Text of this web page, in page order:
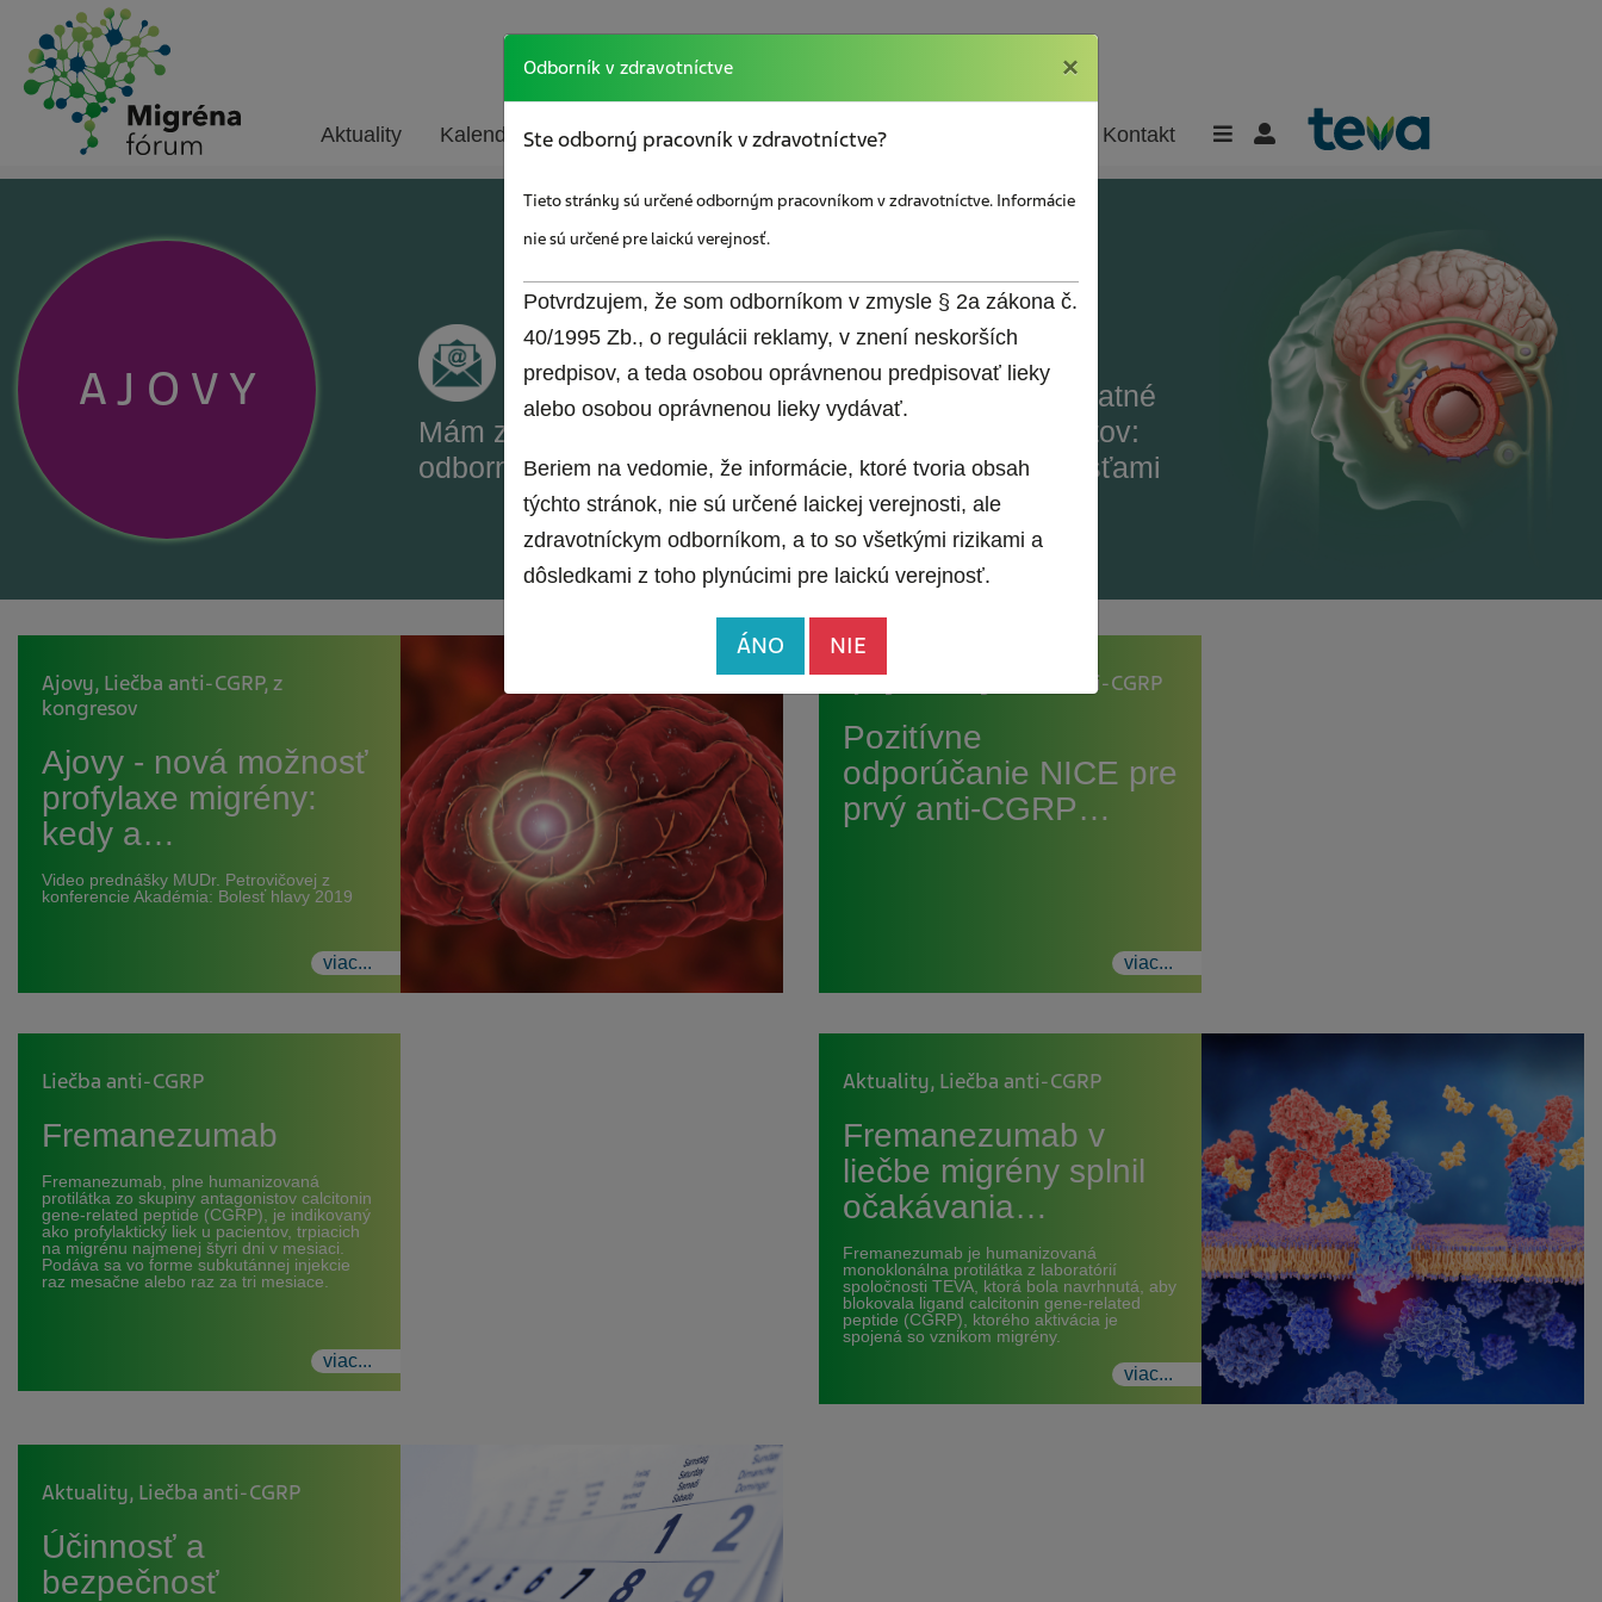
Aktuality Kalendár akcií Vzdelávanie Sociálna poradňa Kontakt
AJ O V Y
Mám záujem o zasielanie
odborného spravodajcu
Mám záujem o bezplatné
materiály pre pacientov:
Diár pacienta s bolesťami
hlavy
Ajovy, Liečba anti-CGRP,z
kongresov
Ajovy - nová možnosť
profylaxe migrény:
kedy a…
Video prednášky MUDr. Petrovičovej z
konferencie Akadémia: Bolesť hlavy 2019
viac...
Ajovy Liečba anti-CGRP
Pozitívne
odporúčanie NICE pre
prvý anti-CGRP…
viac...
Liečba anti-CGRP
Fremanezumab
Fremanezumab, plne humanizovaná
protilátka zo skupiny antagonistov calcitonin
gene‑related peptide (CGRP), je indikovaný
ako profylaktický liek u pacientov, trpiacich
na migrénu najmenej štyri dni v mesiaci.
Podáva sa vo forme subkutánnej injekcie
raz mesačne alebo raz za tri mesiace.
viac...
Aktuality, Liečba anti-CGRP
Fremanezumab v
liečbe migrény splnil
očakávania…
Fremanezumab je humanizovaná
monoklonálna protilátka z laboratórií
spoločnosti TEVA, ktorá bola navrhnutá, aby
blokovala ligand calcitonin gene-related
peptide (CGRP), ktorého aktivácia je
spojená so vznikom migrény.
viac...
Aktuality, Liečba anti-CGRP
Účinnosť a
bezpečnosť
Odborník v zdravotníctve ×
Ste odborný pracovník v zdravotníctve?
Tieto stránky sú určené odborným pracovníkom v zdravotníctve. Informácie
nie sú určené pre laickú verejnosť.
Potvrdzujem, že som odborníkom v zmysle § 2a zákona č.
40/1995 Zb., o regulácii reklamy, v znení neskorších
predpisov, a teda osobou oprávnenou predpisovať lieky
alebo osobou oprávnenou lieky vydávať.
Beriem na vedomie, že informácie, ktoré tvoria obsah
týchto stránok, nie sú určené laickej verejnosti, ale
zdravotníckym odborníkom, a to so všetkými rizikami a
dôsledkami z toho plynúcimi pre laickú verejnosť.
ÁNO NIE